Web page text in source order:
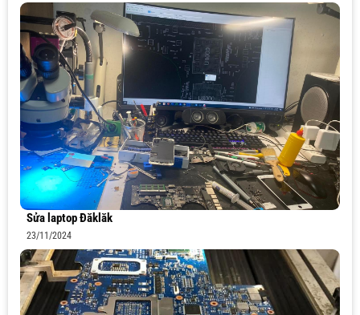
Sửa laptop Đăklăk
23/11/2024